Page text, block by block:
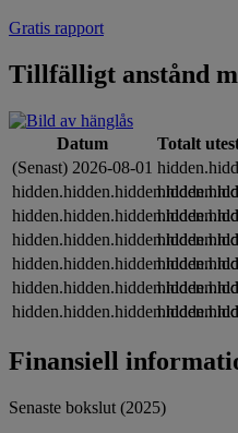
Gratis rapport
Tillfälligt anstånd
Datum
Totalt
(Senast) 2026-08-01
Finansiell
Senaste bokslut (2025)